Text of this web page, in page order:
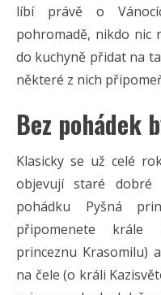
líbí právě o
pohromadě, nikdo nic
do kuchyně přidat na
některé z nich
Bez pohádek
Klasicky se už celé
objevují staré dobré
pohádku Pyšná
připomenete krále
princeznu Krasomilu)
na čele (o králi